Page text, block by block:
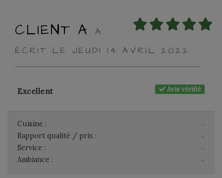
CLIENT A
A
ÉCRIT LE JEUDI 14 AVRIL 2022
Avis vérifié
Excellent
-
Cuisine :
-
Rapport qualité / prix :
-
Service :
-
Ambiance :